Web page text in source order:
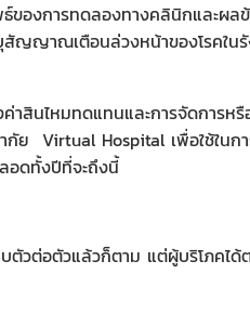
องการทดลองทางคลินิกและผล
ญญาณเตือนล่วงหน้าของโรคใน
นไหมทดแทนและการจัดการหรือ
กัย Virtual Hospital เพื่อใช้ในก
อดทั้งปีที่จะถึงนี้
ตัวต่อตัวแล้วก็ตาม แต่ผู้บริโภคไ